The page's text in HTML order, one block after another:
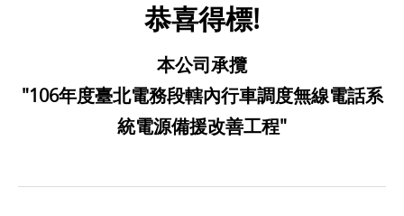
恭喜得標!
本公司承攬
"106年度臺北電務段轄內行車調度無線電話系
統電源備援改善工程"